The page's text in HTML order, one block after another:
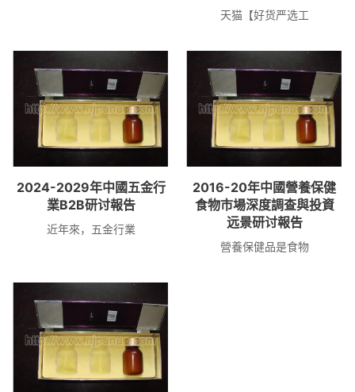
天猫【好货严选工
2024-2029年中國五金行
業B2B研讨報告
近年來，五金行業
2016-20年中國營養保健
食物市場深度調查與投資
远景研讨報告
營養保健品是食物